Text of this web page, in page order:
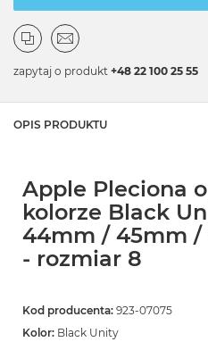
zapytaj o produkt +48 22 100 25 55
OPIS PRODUKTU
Apple Pleciona
kolorze Black
44mm / 45mm
- rozmiar 8
Kod producenta: 923-07075
Kolor: Black Unity